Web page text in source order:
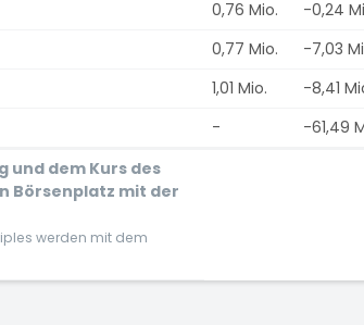
0,76 Mio. -0,24
0,77 Mio. -7,03
1,01 Mio. -8,41
- -61,49
und dem Kurs des
Börsenplatz mit der
werden mit dem